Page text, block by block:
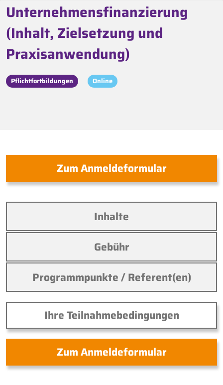
Unternehmensfinanzierung
(Inhalt, Zielsetzung und
Praxisanwendung)
Pflichtfortbildungen Online
Zum Anmeldeformular
Inhalte
Gebühr
Programmpunkte / Referent(en)
Ihre Teilnahmebedingungen
Zum Anmeldeformular